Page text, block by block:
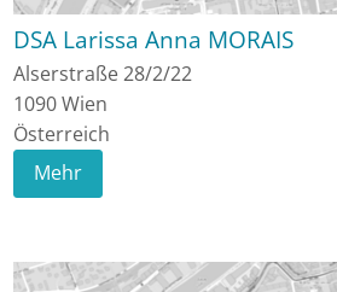
DSA Larissa Anna MORAIS
Alserstraße 28/2/22
1090Wien
Österreich
Mehr